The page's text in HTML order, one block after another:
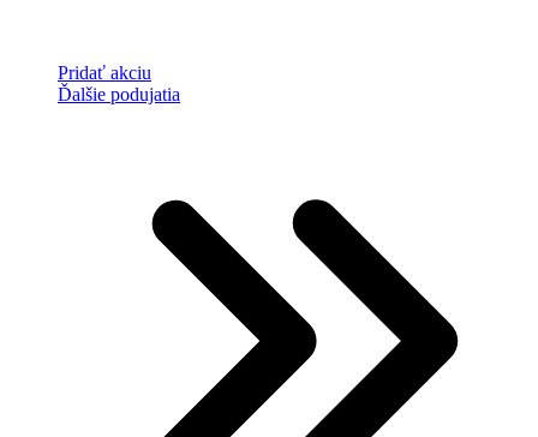
Pridať akciu
Ďalšie podujatia